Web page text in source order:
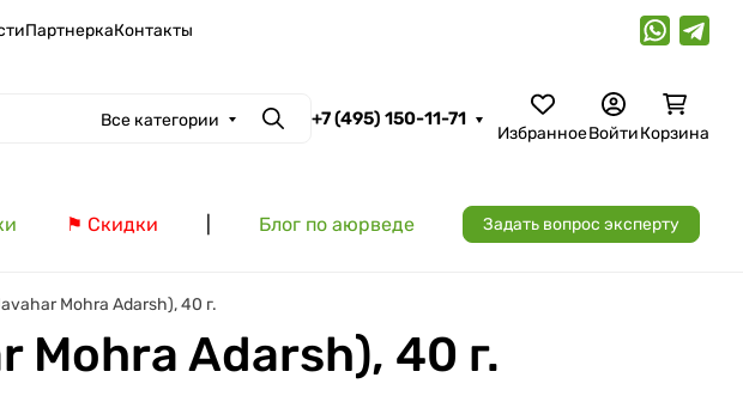
ПартнеркаКонтакты
Все категории Поиск
+7 (495) 150-11-71
ИзбранноеВойтиКорзина
⚑ Скидки Блог по аюрведе Задать вопрос эксперту
Mohra Adarsh), 40 г.
Adarsh), 40 г.